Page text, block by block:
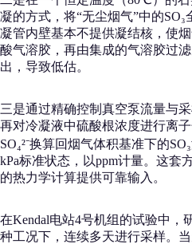
凝的方式，将“无尘烟气”中的
凝管内壁基本不提供凝结核，使
酸气溶胶，再由集成的气溶胶过
出，导致低估。
三是通过精确控制真空泵流量与
再对冷凝液中硫酸根浓度进行离
SO₄²⁻换算回烟气体积基准下的
kPa标准状态，以ppm计量。这套
的热力学计算提供可靠输入。
在Kendal电站4号机组的试验中，
种工况下，连续多天进行采样。